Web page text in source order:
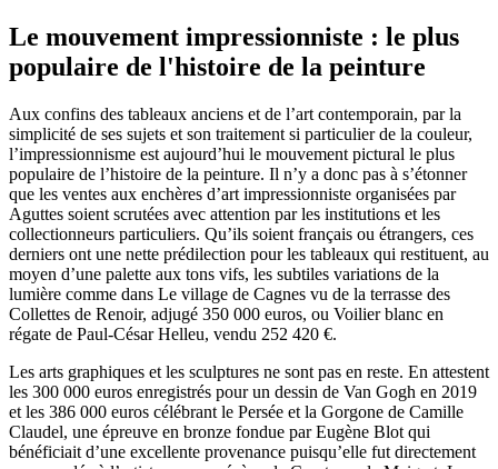
Le mouvement impressionniste : le plus
populaire de l'histoire de la peinture
Aux confins des tableaux anciens et de l’art contemporain, par la
simplicité de ses sujets et son traitement si particulier de la couleur,
l’impressionnisme est aujourd’hui le mouvement pictural le plus
populaire de l’histoire de la peinture. Il n’y a donc pas à s’étonner
que les ventes aux enchères d’art impressionniste organisées par
Aguttes soient scrutées avec attention par les institutions et les
collectionneurs particuliers. Qu’ils soient français ou étrangers, ces
derniers ont une nette prédilection pour les tableaux qui restituent, au
moyen d’une palette aux tons vifs, les subtiles variations de la
lumière comme dans Le village de Cagnes vu de la terrasse des
Collettes de Renoir, adjugé 350 000 euros, ou Voilier blanc en
régate de Paul-César Helleu, vendu 252 420 €.
Les arts graphiques et les sculptures ne sont pas en reste. En attestent
les 300 000 euros enregistrés pour un dessin de Van Gogh en 2019
et les 386 000 euros célébrant le Persée et la Gorgone de Camille
Claudel, une épreuve en bronze fondue par Eugène Blot qui
bénéficiait d’une excellente provenance puisqu’elle fut directement